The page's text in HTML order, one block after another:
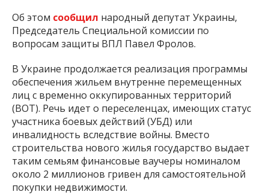
Об этом сообщил народный депутат Украины,
Председатель Специальной комиссии по
вопросам защиты ВПЛ Павел Фролов.
В Украине продолжается реализация программы
обеспечения жильем внутренне перемещенных
лиц с временно оккупированных территорий
(ВОТ). Речь идет о переселенцах, имеющих статус
участника боевых действий (УБД) или
инвалидность вследствие войны. Вместо
строительства нового жилья государство выдает
таким семьям финансовые ваучеры номиналом
около 2 миллионов гривен для самостоятельной
покупки недвижимости.